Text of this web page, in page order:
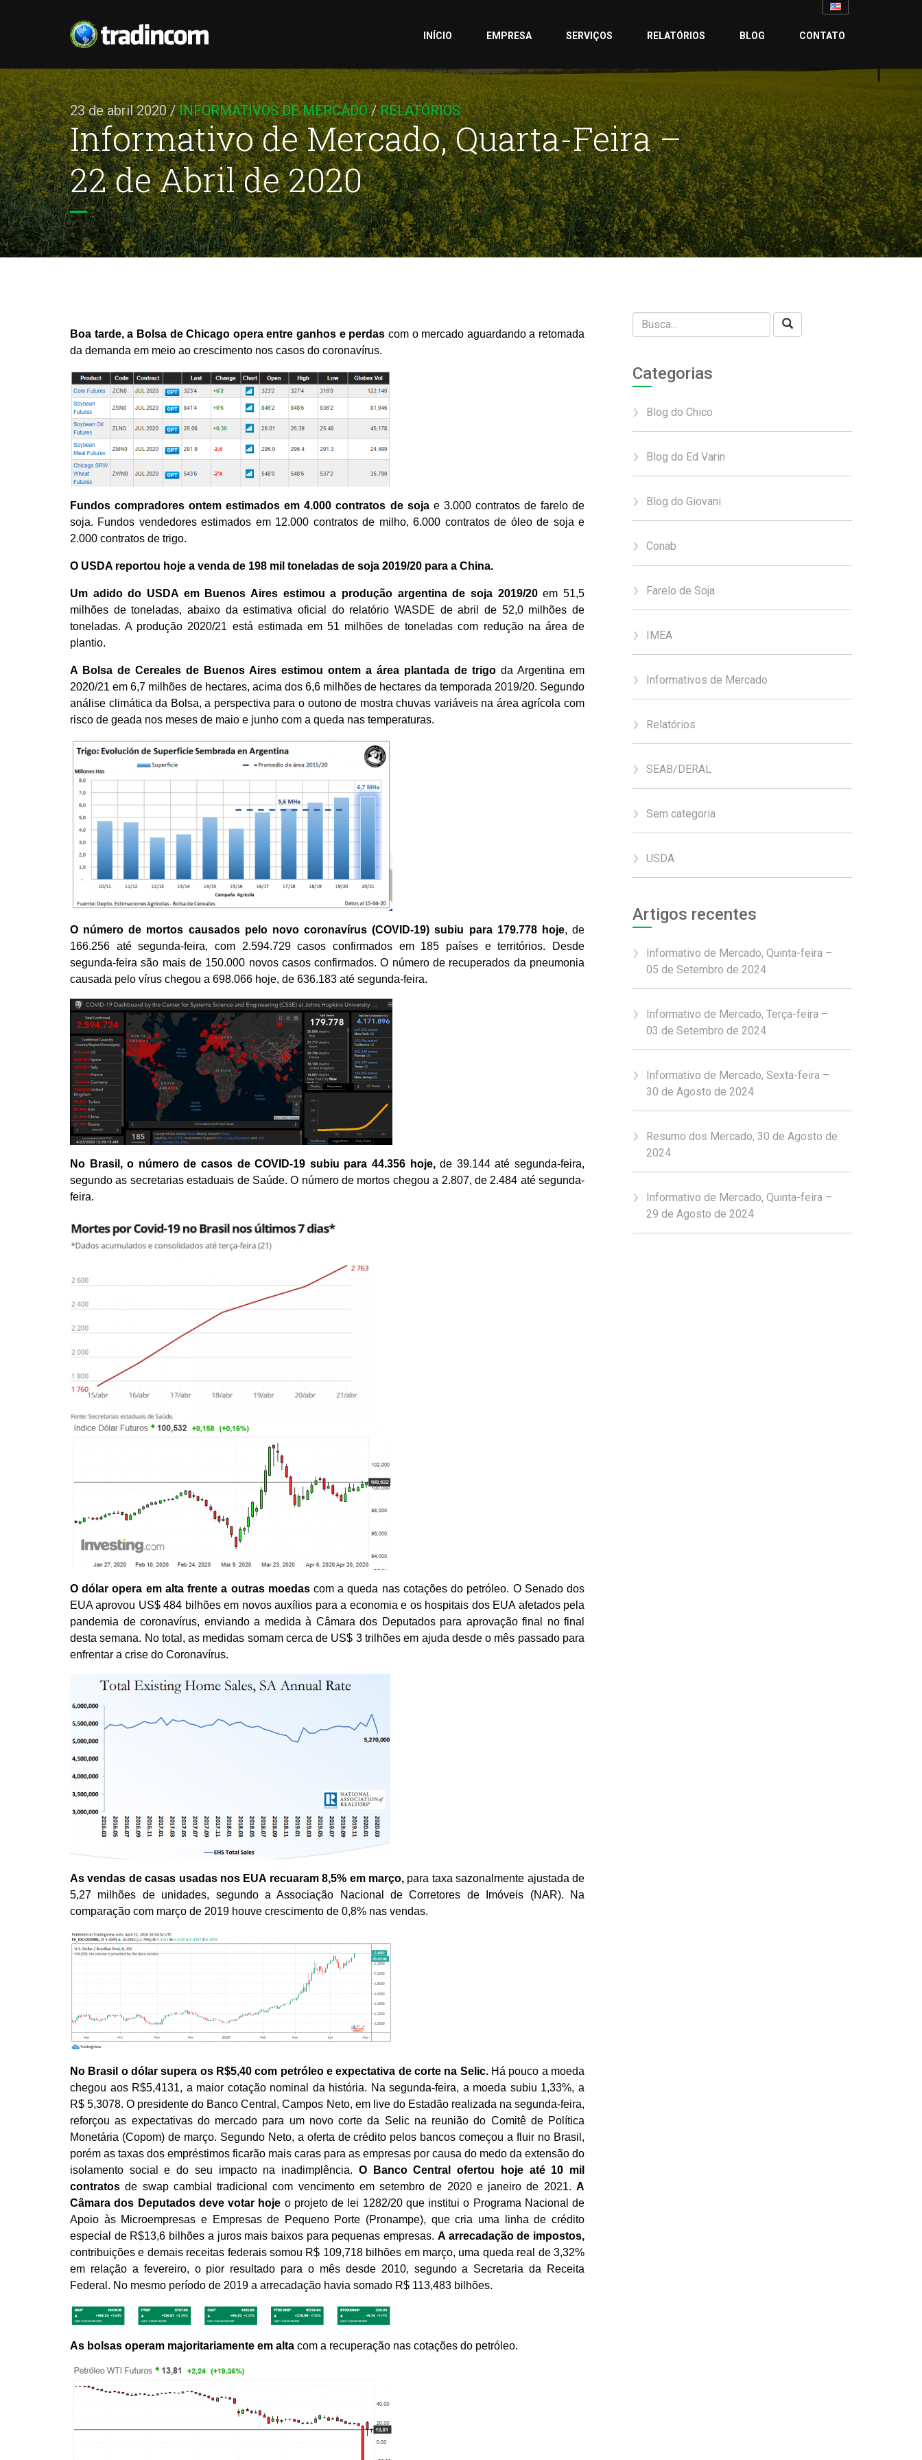
INÍCIO EMPRESA SERVIÇOS RELATÓRIOS BLOG CONTATO
23 de abril 2020/INFORMATIVOS DE MERCADO/RELATÓRIOS
Informativo de Mercado, Quarta-Feira –
22 de Abril de 2020
Boa tarde, a Bolsa de Chicago opera entre ganhos e perdas com o mercado aguardando a retomada
da demanda em meio ao crescimento nos casos do coronavírus.
Fundos compradores ontem estimados em 4.000 contratos de soja e 3.000 contratos de farelo de
soja. Fundos vendedores estimados em 12.000 contratos de milho, 6.000 contratos de óleo de soja e
2.000 contratos de trigo.
O USDA reportou hoje a venda de 198 mil toneladas de soja 2019/20 para a China.
Um adido do USDA em Buenos Aires estimou a produção argentina de soja 2019/20em 51,5
milhões de toneladas, abaixo da estimativa oficial do relatório WASDE de abril de 52,0 milhões de
toneladas. A produção 2020/21 está estimada em 51 milhões de toneladas com redução na área de
plantio.
A Bolsa de Cereales de Buenos Aires estimou ontem a área plantada de trigo da Argentina em
2020/21 em 6,7 milhões de hectares, acima dos 6,6 milhões de hectares da temporada 2019/20. Segundo
análise climática da Bolsa, a perspectiva para o outono de mostra chuvas variáveis na área agrícola com
risco de geada nos meses de maio e junho com a queda nas temperaturas.
O número de mortos causados pelo novo coronavírus (COVID-19) subiu para 179.778 hoje, de
166.256 até segunda-feira, com 2.594.729 casos confirmados em 185 países e territórios. Desde
segunda-feira são mais de 150.000 novos casos confirmados. O número de recuperados da pneumonia
causada pelo vírus chegou a 698.066 hoje, de 636.183 até segunda-feira.
No Brasil, o número de casos de COVID-19 subiu para 44.356 hoje,de 39.144 até segunda-feira,
segundo as secretarias estaduais de Saúde. O número de mortos chegou a 2.807, de 2.484 até segunda-
feira.
O dólaropera em alta frente a outras moedascom a queda nas cotações do petróleo. O Senado dos
EUA aprovou US$ 484 bilhões em novos auxílios para a economia e os hospitais dos EUA afetados pela
pandemia de coronavírus, enviando a medida à Câmara dos Deputados para aprovação final no final
desta semana. No total, as medidas somam cerca de US$ 3 trilhões em ajuda desde o mês passado para
enfrentar a crise do Coronavírus.
As vendas de casas usadas nos EUA recuaram 8,5% em março, para taxa sazonalmente ajustada de
5,27 milhões de unidades, segundo a Associação Nacional de Corretores de Imóveis (NAR). Na
comparação com março de 2019 houve crescimento de 0,8% nas vendas.
No Brasil o dólarsupera os R$5,40com petróleo e expectativa de corte na Selic. Há pouco a moeda
chegou aos R$5,4131, a maior cotação nominal da história. Na segunda-feira, a moeda subiu 1,33%, a
R$ 5,3078. O presidente do Banco Central, Campos Neto, em live do Estadão realizada na segunda-feira,
reforçou as expectativas do mercado para um novo corte da Selic na reunião do Comitê de Política
Monetária (Copom) de março. Segundo Neto, a oferta de crédito pelos bancos começou a fluir no Brasil,
porém as taxas dos empréstimos ficarão mais caras para as empresas por causa do medo da extensão do
isolamento social e do seu impacto na inadimplência. O Banco Central ofertou hoje até 10 mil
contratos de swap cambial tradicional com vencimento em setembro de 2020 e janeiro de 2021. A
Câmara dos Deputados deve votar hoje o projeto de lei 1282/20 que institui o Programa Nacional de
Apoio às Microempresas e Empresas de Pequeno Porte (Pronampe), que cria uma linha de crédito
especial de R$13,6 bilhões a juros mais baixos para pequenas empresas. A arrecadação de impostos,
contribuições e demais receitas federais somou R$ 109,718 bilhões em março, uma queda real de 3,32%
em relação a fevereiro, o pior resultado para o mês desde 2010, segundo a Secretaria da Receita
Federal. No mesmo período de 2019 a arrecadação havia somado R$ 113,483 bilhões.
As bolsas operam majoritariamente em alta com a recuperação nas cotações do petróleo.
Categorias
Blog do Chico
Blog do Ed Varin
Blog do Giovani
Conab
Farelo de Soja
IMEA
Informativos de Mercado
Relatórios
SEAB/DERAL
Sem categoria
USDA
Artigos recentes
Informativo de Mercado, Quinta-feira –
05 de Setembro de 2024
Informativo de Mercado, Terça-feira –
03 de Setembro de 2024
Informativo de Mercado, Sexta-feira –
30 de Agosto de 2024
Resumo dos Mercado, 30 de Agosto de
2024
Informativo de Mercado, Quinta-feira –
29 de Agosto de 2024